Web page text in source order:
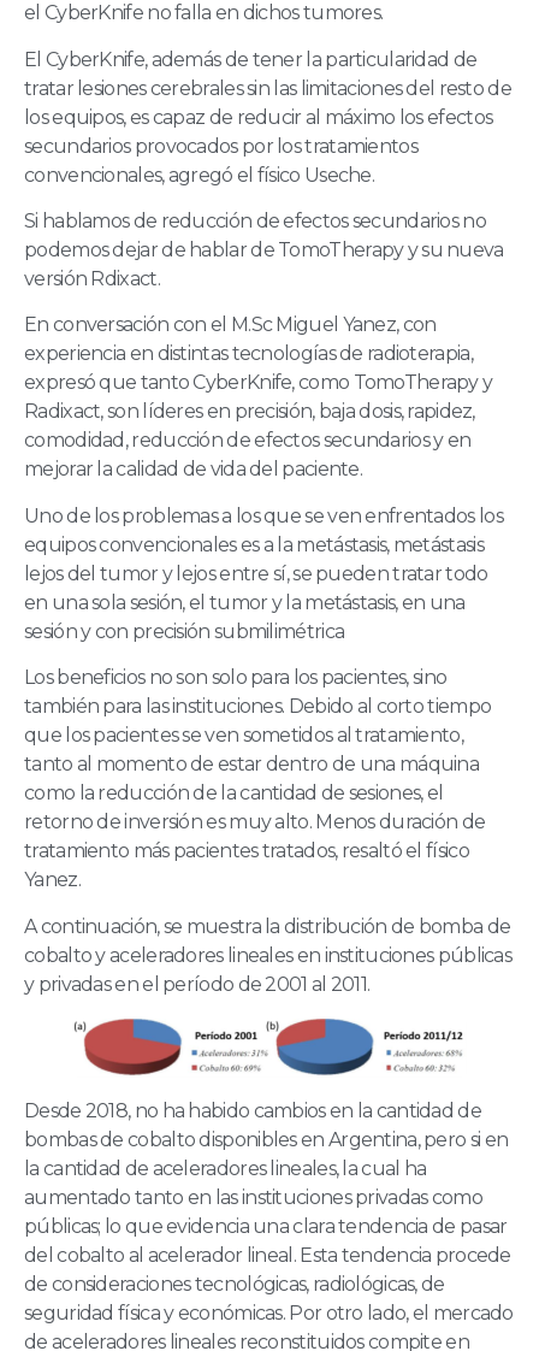
el CyberKnife no falla en dichos tumores.
El CyberKnife, además de tener la particularidad de
tratar lesiones cerebrales sin las limitaciones del resto de
los equipos, es capaz de reducir al máximo los efectos
secundarios provocados por los tratamientos
convencionales, agregó el físico Useche.
Si hablamos de reducción de efectos secundarios no
podemos dejar de hablar de TomoTherapy y su nueva
versión Rdixact.
En conversación con el M.Sc Miguel Yanez, con
experiencia en distintas tecnologías de radioterapia,
expresó que tanto CyberKnife, como TomoTherapy y
Radixact, son líderes en precisión, baja dosis, rapidez,
comodidad, reducción de efectos secundarios y en
mejorar la calidad de vida del paciente.
Uno de los problemas a los que se ven enfrentados los
equipos convencionales es a la metástasis, metástasis
lejos del tumor y lejos entre sí, se pueden tratar todo
en una sola sesión, el tumor y la metástasis, en una
sesión y con precisión submilimétrica
Los beneficios no son solo para los pacientes, sino
también para las instituciones. Debido al corto tiempo
que los pacientes se ven sometidos al tratamiento,
tanto al momento de estar dentro de una máquina
como la reducción de la cantidad de sesiones, el
retorno de inversión es muy alto. Menos duración de
tratamiento más pacientes tratados, resaltó el físico
Yanez.
A continuación, se muestra la distribución de bomba de
cobalto y aceleradores lineales en instituciones públicas
y privadas en el período de 2001 al 2011.
Desde 2018, no ha habido cambios en la cantidad de
bombas de cobalto disponibles en Argentina, pero si en
la cantidad de aceleradores lineales, la cual ha
aumentado tanto en las instituciones privadas como
públicas; lo que evidencia una clara tendencia de pasar
del cobalto al acelerador lineal. Esta tendencia procede
de consideraciones tecnológicas, radiológicas, de
seguridad física y económicas. Por otro lado, el mercado
de aceleradores lineales reconstituidos compite en